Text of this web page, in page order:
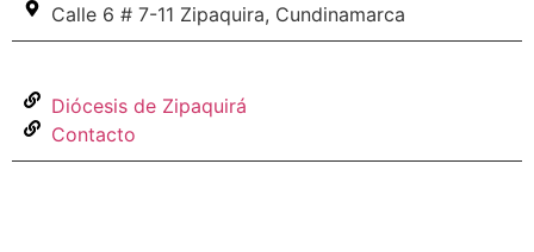
Calle 6 # 7-11 Zipaquira, Cundinamarca
Diócesis de Zipaquirá
Contacto